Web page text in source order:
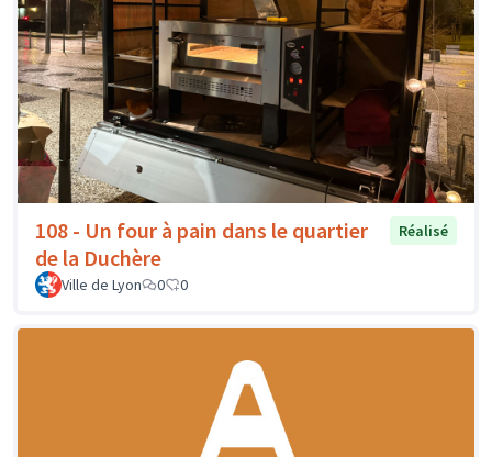
108 - Un four à pain dans le quartier
de la Duchère
Réalisé
Ville de Lyon 0 0